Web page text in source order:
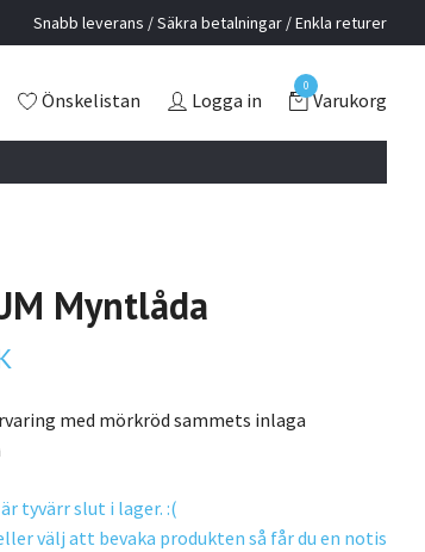
Snabb leverans / Säkra betalningar / Enkla returer
Önskelistan Logga in
0
Varukorg
Myntlåda
med mörkröd sammets inlaga
tyvärr slut i lager. :(
välj att bevaka produkten så får du en notis